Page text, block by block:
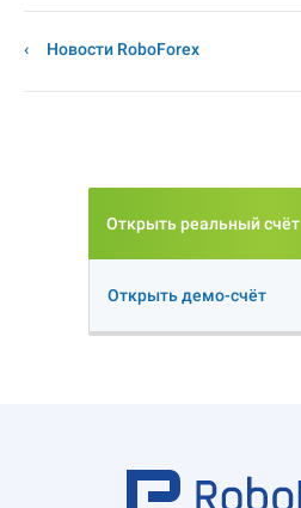
Новости RoboForex
Открыть реальный счёт
Открыть демо-счёт